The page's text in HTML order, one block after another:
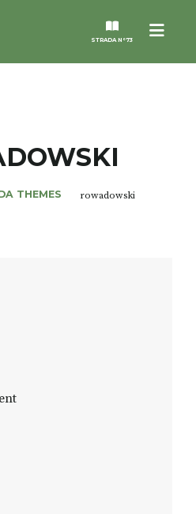
Menu
STRADA N°73
THEMES rowadowski